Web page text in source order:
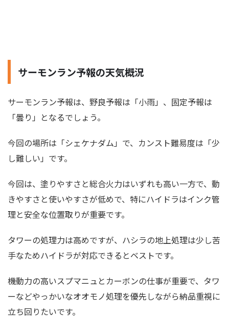
サーモンラン予報の天気概況
サーモンラン予報は、野良予報は「小雨」、固定予報は
「曇り」となるでしょう。
今回の場所は「シェケナダム」で、カンスト難易度は「少
し難しい」です。
今回は、塗りやすさと総合火力はいずれも高い一方で、動
きやすさと使いやすさが低めで、特にハイドラはインク管
理と安全な位置取りが重要です。
タワーの処理力は高めですが、ハシラの地上処理は少し苦
手なためハイドラが対応できるとベストです。
機動力の高いスプマニュとカーボンの仕事が重要で、タワ
ーなどやっかいなオオモノ処理を優先しながら納品重視に
立ち回りたいです。